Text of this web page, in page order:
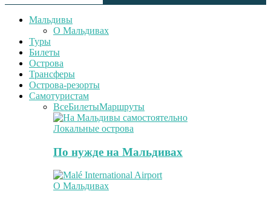
Мальдивы
О Мальдивах
Туры
Билеты
Острова
Трансферы
Острова-резорты
Самотуристам
ВсеБилетыМаршруты
Локальные острова
По нужде на Мальдивах
О Мальдивах